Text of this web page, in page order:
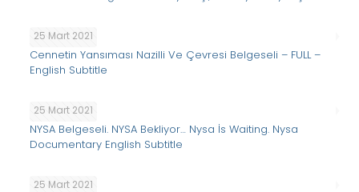
25 Mart 2021
Cennetin Yansıması Nazilli Ve Çevresi Belgeseli – FULL –
English Subtitle
25 Mart 2021
NYSA Belgeseli. NYSA Bekliyor… Nysa İs Waiting. Nysa
Documentary English Subtitle
25 Mart 2021